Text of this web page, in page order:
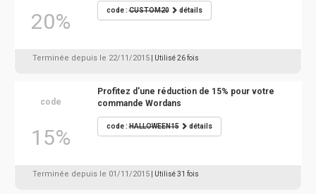
20% code :CUSTOM20 détails
Terminée depuis le 22/11/2015 | Utilisé 26 fois
code
15%
Profitez d'une réduction de 15% pour votre
commande Wordans
code :HALLOWEEN15 détails
Terminée depuis le 01/11/2015 | Utilisé 31 fois